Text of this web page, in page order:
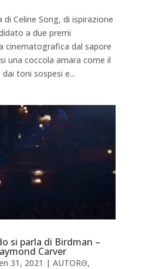
Celine Song, di ispirazione
a due premi
cinematografica dal sapore
una coccola amara come il
toni sospesi e...
si parla di Birdman –
Carver
31, 2021 | AUTORƏ,